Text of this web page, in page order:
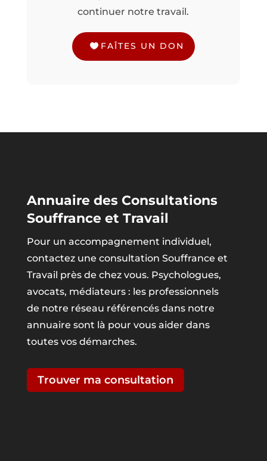
continuer notre travail.
FAÎTES UN DON
Annuaire des Consultations
Souffrance et Travail
Pour un accompagnement individuel,
contactez une consultation Souffrance et
Travail près de chez vous. Psychologues,
avocats, médiateurs : les professionnels
de notre réseau référencés dans notre
annuaire sont là pour vous aider dans
toutes vos démarches.
Trouver ma consultation